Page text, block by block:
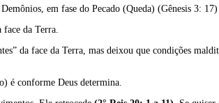
em fase do Pecado (Queda) (Gênesis 3:
face da Terra.
da face da Terra, mas deixou que condições
é conforme Deus determina.